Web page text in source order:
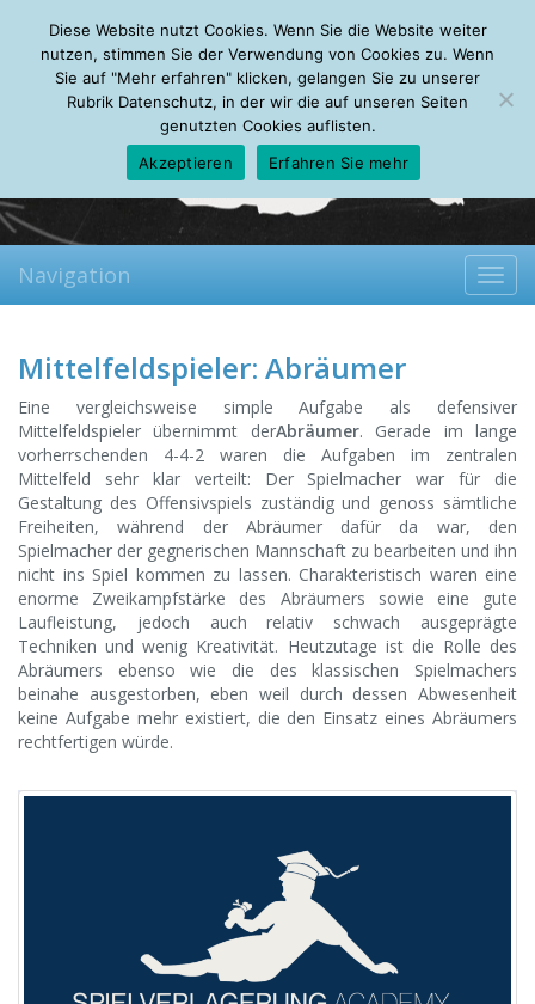
Saturday, 08.08.2026
Mein Account
About Autoren Leseempfehlungen FAQ
Navigation
Mittelfeldspieler: Abräumer
Eine vergleichsweise simple Aufgabe als defensiver
Mittelfeldspieler übernimmt derAbräumer. Gerade im lange
vorherrschenden 4-4-2 waren die Aufgaben im zentralen
Mittelfeld sehr klar verteilt: Der Spielmacher war für die
Gestaltung des Offensivspiels zuständig und genoss sämtliche
Freiheiten, während der Abräumer dafür da war, den
Spielmacher der gegnerischen Mannschaft zu bearbeiten und ihn
nicht ins Spiel kommen zu lassen. Charakteristisch waren eine
enorme Zweikampfstärke des Abräumers sowie eine gute
Laufleistung, jedoch auch relativ schwach ausgeprägte
Techniken und wenig Kreativität. Heutzutage ist die Rolle des
Abräumers ebenso wie die des klassischen Spielmachers
beinahe ausgestorben, eben weil durch dessen Abwesenheit
keine Aufgabe mehr existiert, die den Einsatz eines Abräumers
rechtfertigen würde.
Diese Website nutzt Cookies. Wenn Sie die Website weiter
nutzen, stimmen Sie der Verwendung von Cookies zu. Wenn
Sie auf "Mehr erfahren" klicken, gelangen Sie zu unserer
Rubrik Datenschutz, in der wir die auf unseren Seiten
genutzten Cookies auflisten.
Akzeptieren
Erfahren Sie mehr